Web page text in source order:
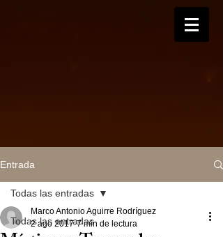
Entrada
Todas las entradas
Todas las entradas
Marco Antonio Aguirre Rodríguez
2 ago 2017 7 min de lectura